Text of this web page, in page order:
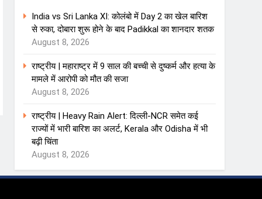
India vs Sri Lanka XI: कोलंबो में Day 2 का खेल बारिश
से रुका, दोबारा शुरू होने के बाद Padikkal का शानदार शतक
August 8, 2026
राष्ट्रीय | महाराष्ट्र में 9 साल की बच्ची से दुष्कर्म और हत्या के
मामले में आरोपी को मौत की सजा
August 8, 2026
राष्ट्रीय | Heavy Rain Alert: दिल्ली-NCR समेत कई
राज्यों में भारी बारिश का अलर्ट, Kerala और Odisha में भी
बढ़ी चिंता
August 8, 2026